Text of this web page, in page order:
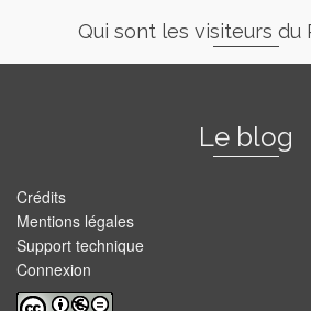
Qui sont les visiteurs du
Le blog
Crédits
Mentions légales
Support technique
Connexion